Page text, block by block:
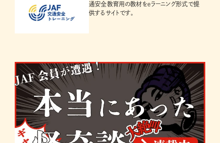
通安全教育用の教材をeラーニング形式で提
供するサイトです。